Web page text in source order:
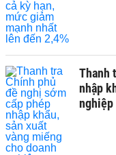
Thanh
nhập
nghiệp